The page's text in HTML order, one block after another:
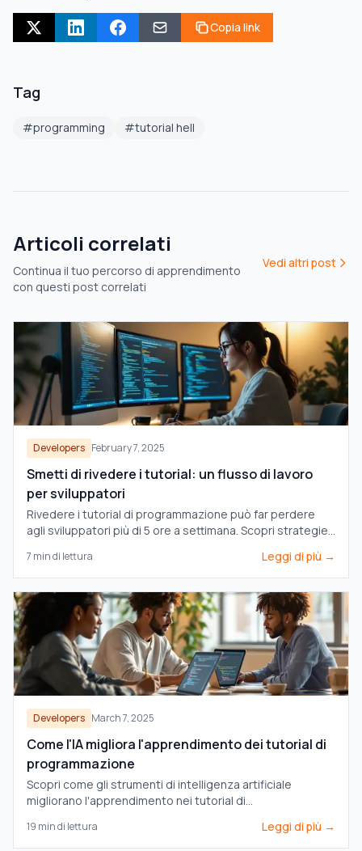
Copia link
Tag
#programming #tutorial hell
Articoli correlati
Continua il tuo percorso di apprendimento
con questi post correlati
Vedi altri post
Developers February 7, 2025
Smetti di rivedere i tutorial: un flusso di lavoro
per sviluppatori
Rivedere i tutorial di programmazione può far perdere
agli sviluppatori più di 5 ore a settimana. Scopri strategie
produttività.
7 min di lettura Leggi di più →
Developers March 7, 2025
Come l'IA migliora l'apprendimento dei tutorial di
programmazione
Scopri come gli strumenti di intelligenza artificiale
migliorano l'apprendimento nei tutorial di
multilingue e percorsi di apprendimento personalizzati.
19 min di lettura Leggi di più →